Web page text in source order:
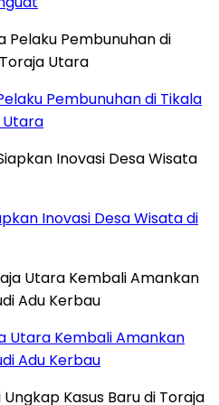
Pembunuhan di Tikala
Utara
Inovasi Desa Wisata di
Utara Kembali Amankan
Adu Kerbau